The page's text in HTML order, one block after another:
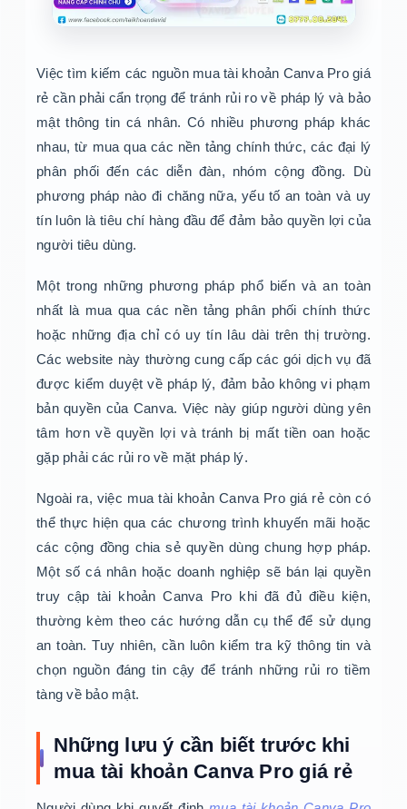
Việc tìm kiếm các nguồn mua tài khoản Canva Pro giá
rẻ cần phải cẩn trọng để tránh rủi ro về pháp lý và bảo
mật thông tin cá nhân. Có nhiều phương pháp khác
nhau, từ mua qua các nền tảng chính thức, các đại lý
phân phối đến các diễn đàn, nhóm cộng đồng. Dù
phương pháp nào đi chăng nữa, yếu tố an toàn và uy
tín luôn là tiêu chí hàng đầu để đảm bảo quyền lợi của
người tiêu dùng.
Một trong những phương pháp phổ biến và an toàn
nhất là mua qua các nền tảng phân phối chính thức
hoặc những địa chỉ có uy tín lâu dài trên thị trường.
Các website này thường cung cấp các gói dịch vụ đã
được kiểm duyệt về pháp lý, đảm bảo không vi phạm
bản quyền của Canva. Việc này giúp người dùng yên
tâm hơn về quyền lợi và tránh bị mất tiền oan hoặc
gặp phải các rủi ro về mặt pháp lý.
Ngoài ra, việc mua tài khoản Canva Pro giá rẻ còn có
thể thực hiện qua các chương trình khuyến mãi hoặc
các cộng đồng chia sẻ quyền dùng chung hợp pháp.
Một số cá nhân hoặc doanh nghiệp sẽ bán lại quyền
truy cập tài khoản Canva Pro khi đã đủ điều kiện,
thường kèm theo các hướng dẫn cụ thể để sử dụng
an toàn. Tuy nhiên, cần luôn kiểm tra kỹ thông tin và
chọn nguồn đáng tin cậy để tránh những rủi ro tiềm
tàng về bảo mật.
Những lưu ý cần biết trước khi
mua tài khoản Canva Pro giá rẻ